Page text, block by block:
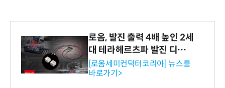
로옴, 발진 출력 4배 높인 2세
대 테라헤르츠파 발진 디바이
스 개발
[로옴세미컨덕터코리아] 뉴스룸
바로가기>